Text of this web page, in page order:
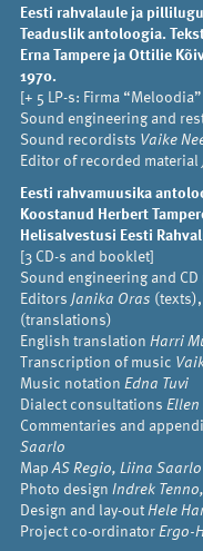
Eesti rahvalaule ja
Teaduslik antoloogia.
Erna Tampere ja Ottilie
1970.
[+ 5 LP-s: Firma
Sound engineering and
Sound recordists Vaike
Editor of recorded material
Eesti rahvamuusika
Koostanud Herbert
Helisalvestusi Eesti
[3 CD-s and booklet]
Sound engineering and
Editors Janika Oras (texts),
(translations)
English translation Harri
Transcription of music
Music notation Edna Tuvi
Dialect consultations
Commentaries and
Saarlo
MapAS Regio, Liina Saarlo
Photo design Indrek
Design and lay-outHele
Project co-ordinatorErgo-